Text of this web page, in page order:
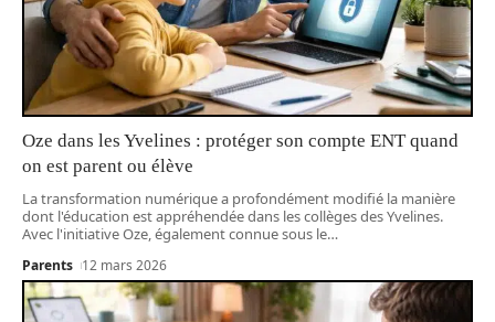
Oze dans les Yvelines : protéger son compte ENT quand
on est parent ou élève
La transformation numérique a profondément modifié la manière
dont l'éducation est appréhendée dans les collèges des Yvelines.
Avec l'initiative Oze, également connue sous le…
Parents 12 mars 2026